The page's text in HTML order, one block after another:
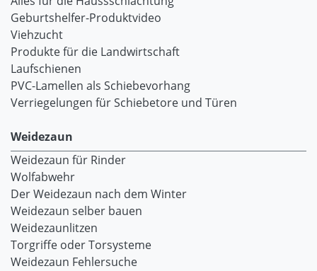
Geburtshelfer-Produktvideo
Viehzucht
Produkte für die Landwirtschaft
Laufschienen
PVC-Lamellen als Schiebevorhang
Verriegelungen für Schiebetore und Türen
Weidezaun
Weidezaun für Rinder
Wolfabwehr
Der Weidezaun nach dem Winter
Weidezaun selber bauen
Weidezaunlitzen
Torgriffe oder Torsysteme
Weidezaun Fehlersuche